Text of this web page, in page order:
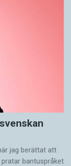
jag berättat att
bantuspråket